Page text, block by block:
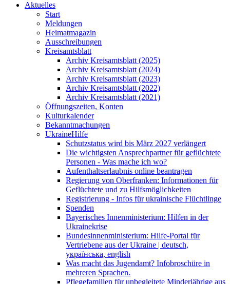
Aktuelles
Start
Meldungen
Heimatmagazin
Ausschreibungen
Kreisamtsblatt
Archiv Kreisamtsblatt (2025)
Archiv Kreisamtsblatt (2024)
Archiv Kreisamtsblatt (2023)
Archiv Kreisamtsblatt (2022)
Archiv Kreisamtsblatt (2021)
Öffnungszeiten, Konten
Kulturkalender
Bekanntmachungen
UkraineHilfe
Schutzstatus wird bis März 2027 verlängert
Die wichtigsten Ansprechpartner für geflüchtete
Personen - Was mache ich wo?
Aufenthaltserlaubnis online beantragen
Regierung von Oberfranken: Informationen für
Geflüchtete und zu Hilfsmöglichkeiten
Registrierung - Infos für ukrainische Flüchtlinge
Spenden
Bayerisches Innenministerium: Hilfen in der
Ukrainekrise
Bundesinnenministerium: Hilfe-Portal für
Vertriebene aus der Ukraine | deutsch,
українська, english
Was macht das Jugendamt? Infobroschüre in
mehreren Sprachen.
Pflegefamilien für unbegleitete Minderjährige aus